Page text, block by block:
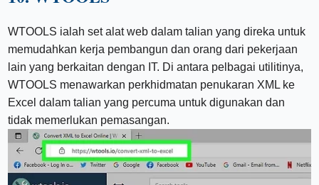
WTOOLS ialah set alat web dalam talian yang direka untuk
memudahkan kerja pembangun dan orang dari pekerjaan
lain yang berkaitan dengan IT. Di antara pelbagai utilitinya,
WTOOLS menawarkan perkhidmatan penukaran XML ke
Excel dalam talian yang percuma untuk digunakan dan
tidak memerlukan pemasangan.